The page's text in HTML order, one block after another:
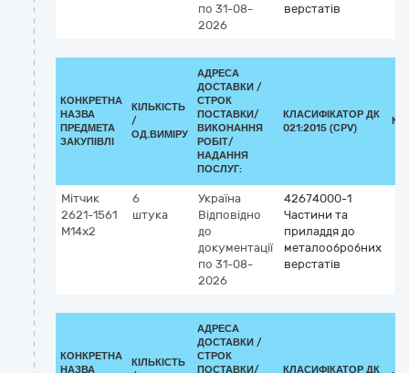
по 31-08-
2026
верстатів
КОНКРЕТНА
НАЗВА
ПРЕДМЕТА
ЗАКУПІВЛІ
КІЛЬКІСТЬ
/
ОД.ВИМІРУ
АДРЕСА
ДОСТАВКИ /
СТРОК
ПОСТАВКИ/
ВИКОНАННЯ
РОБІТ/
НАДАННЯ
ПОСЛУГ:
КЛАСИФІКАТОР ДК
021:2015 (CPV)
Мітчик
2621-1561
М14х2
6
штука
Україна
Відповідно
до
документації
по 31-08-
2026
42674000-1
Частини та
приладдя до
металообробних
верстатів
КОНКРЕТНА
НАЗВА
КІЛЬКІСТЬ
АДРЕСА
ДОСТАВКИ /
СТРОК
ПОСТАВКИ/
КЛАСИФІКАТОР ДК